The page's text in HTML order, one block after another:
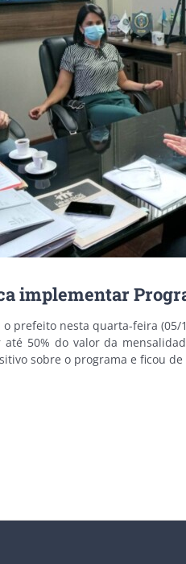
implementar
prefeito nesta quarta-feira (05/
50% do valor da
sobre o programa e ficou